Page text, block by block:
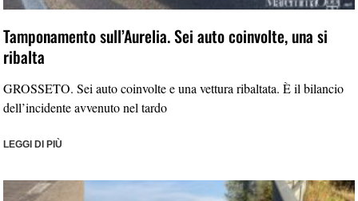
Tamponamento sull’Aurelia. Sei auto coinvolte, una si
ribalta
GROSSETO. Sei auto coinvolte e una vettura ribaltata. È il bilancio
dell’incidente avvenuto nel tardo
LEGGI DI PIÙ